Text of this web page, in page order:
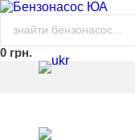
0 грн.